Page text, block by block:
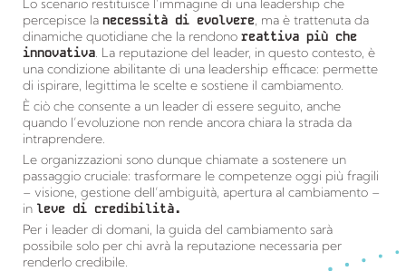
Lo scenario restituisce l’immagine di una leadership che
percepisce lanecessità di evolvere, ma è trattenuta da
dinamiche quotidiane che la rendonoreattiva più che
innovativa. La reputazione del leader, in questo contesto, è
una condizione abilitante di una leadership efficace: permette
di ispirare, legittima le scelte e sostiene il cambiamento.
È ciò che consente a un leader di essere seguito, anche
quando l’evoluzione non rende ancora chiara la strada da
intraprendere.
Le organizzazioni sono dunque chiamate a sostenere un
passaggio cruciale: trasformare le competenze oggi più fragili
– visione, gestione dell’ambiguità, apertura al cambiamento –
in leve di credibilità.
Per i leader di domani, la guida del cambiamento sarà
possibile solo per chi avrà la reputazione necessaria per
renderlo credibile.